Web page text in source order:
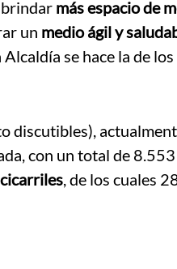
brindar más espacio de
un medio ágil y
se hace la de
discutibles),
con un total de
, de los cuales